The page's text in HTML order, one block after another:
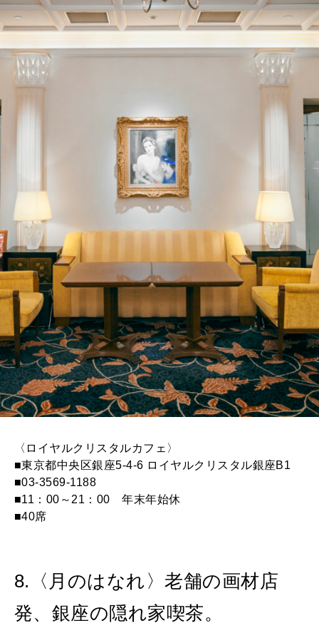
〈ロイヤルクリスタルカフェ〉
■東京都中央区銀座5-4-6 ロイヤルクリスタル銀座B1
■03-3569-1188
■11：00～21：00 年末年始休
■40席
8.〈月のはなれ〉老舗の画材店
発、銀座の隠れ家喫茶。